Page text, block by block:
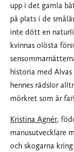
upp i det gamla
på plats i de
inte dött en
kvinnas olösta
historia med
hennes rädslor
mörkret som är
Kristina Agnér,
manusutvecklare
och skogarna